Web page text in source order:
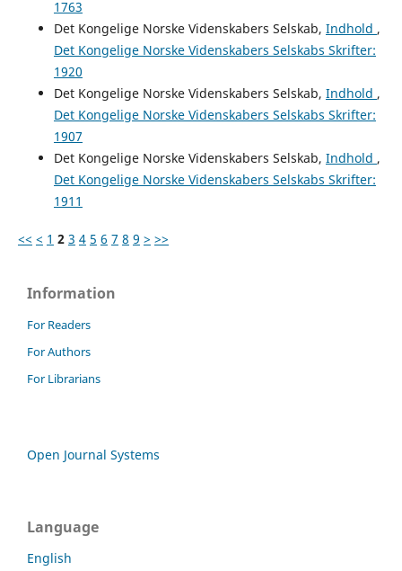
1763
Det Kongelige Norske Videnskabers Selskab, Indhold ,
Det Kongelige Norske Videnskabers Selskabs Skrifter:
1920
Det Kongelige Norske Videnskabers Selskab, Indhold ,
Det Kongelige Norske Videnskabers Selskabs Skrifter:
1907
Det Kongelige Norske Videnskabers Selskab, Indhold ,
Det Kongelige Norske Videnskabers Selskabs Skrifter:
1911
<< < 1 2 3 4 5 6 7 8 9 > >>
Information
For Readers
For Authors
For Librarians
Open Journal Systems
Language
English